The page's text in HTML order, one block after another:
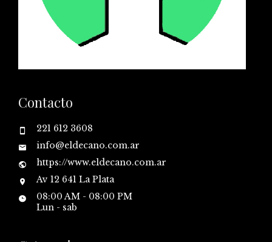
Contacto
221 612 3608
info@eldecano.com.ar
https://www.eldecano.com.ar
Av 12 641 La Plata
08:00 AM - 08:00 PM
Lun - sab